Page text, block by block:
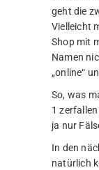
geht die
Vielleicht
Shop mit
Namen
„online“
So, was
1
ja nur
In den
natürlich